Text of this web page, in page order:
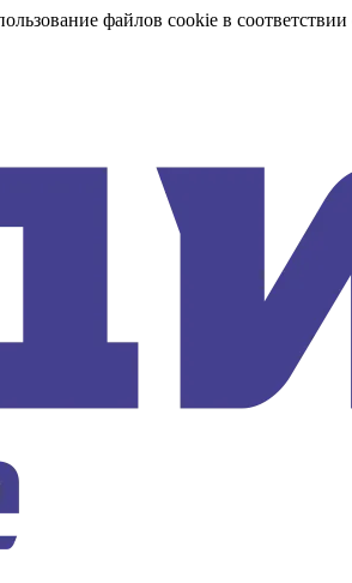
файлов cookie в